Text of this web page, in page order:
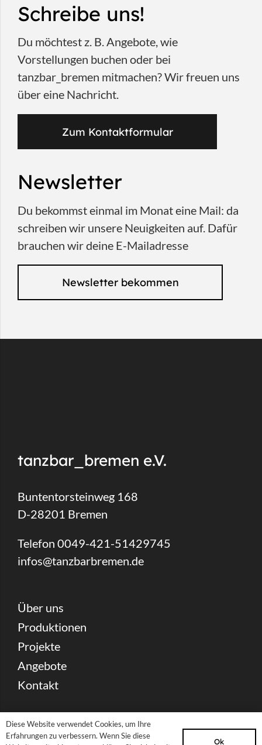
Schreibe uns!
Du möchtest z. B. Angebote, wie
Vorstellungen buchen oder bei
tanzbar_bremen mitmachen? Wir freuen uns
über eine Nachricht.
Zum Kontaktformular
Newsletter
Du bekommst einmal im Monat eine Mail: da
schreiben wir unsere Neuigkeiten auf. Dafür
brauchen wir deine E-Mailadresse
Newsletter bekommen
tanzbar_bremen e.V.
Buntentorsteinweg 168
D-28201 Bremen
Telefon 0049-421-51429745
infos@tanzbarbremen.de
Über uns
Produktionen
Projekte
Angebote
Kontakt
Spenden
Newsletter
Diese Website verwendet Cookies, um Ihre
Erfahrungen zu verbessern. Wenn Sie diese
Ok